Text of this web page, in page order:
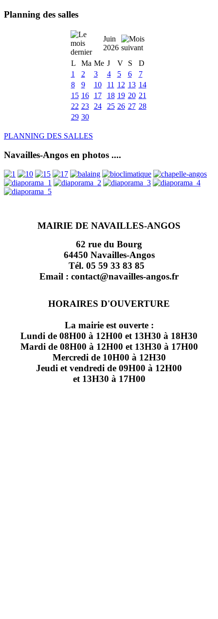
Planning des salles
Juin
2026
L
Ma Me J V S
D
1
2 3 4 5 6
7
8
9 10 11 12 13 14
15 16 17 18 19 20 21
22 23 24 25 26 27 28
29 30
PLANNING DES SALLES
Navailles-Angos en photos ....
MAIRIE DE NAVAILLES-ANGOS
62 rue du Bourg
64450 Navailles-Angos
Tél. 05 59 33 83 85
Email : contact@navailles-angos.fr
HORAIRES D'OUVERTURE
La mairie est ouverte :
Lundi de 08H00 à 12H00 et 13H30 à 18H30
Mardi de 08H00 à 12H00 et 13H30 à 17H00
Mercredi de 10H00 à 12H30
Jeudi et vendredi de 09H00 à 12H00
et 13H30 à 17H00